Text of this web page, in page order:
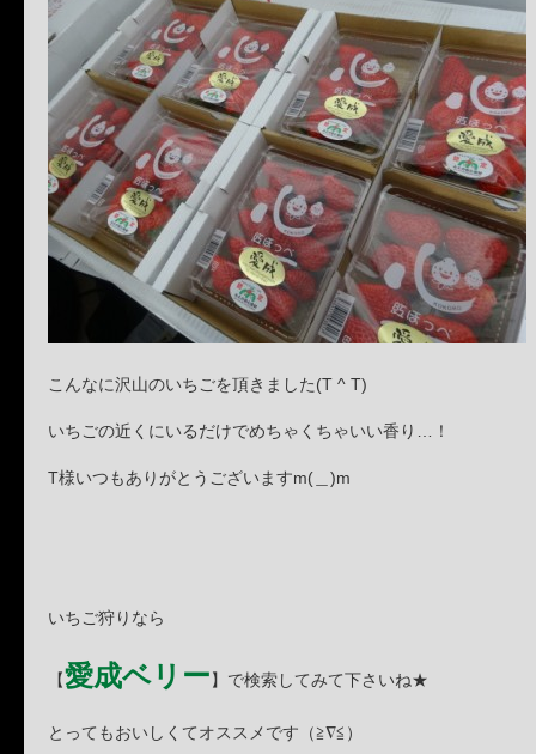
こんなに沢山のいちごを頂きました(T ^ T)
いちごの近くにいるだけでめちゃくちゃいい香り…！
T様いつもありがとうございますm(＿)m
いちご狩りなら
【愛成ベリー】で検索してみて下さいね★
とってもおいしくてオススメです（≧∇≦）